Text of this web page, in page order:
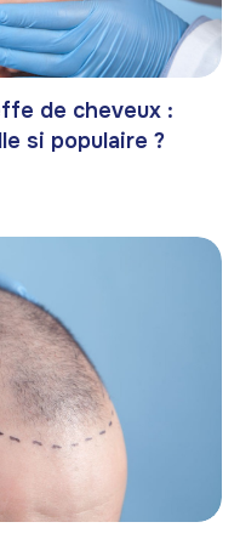
de cheveux :
si populaire ?